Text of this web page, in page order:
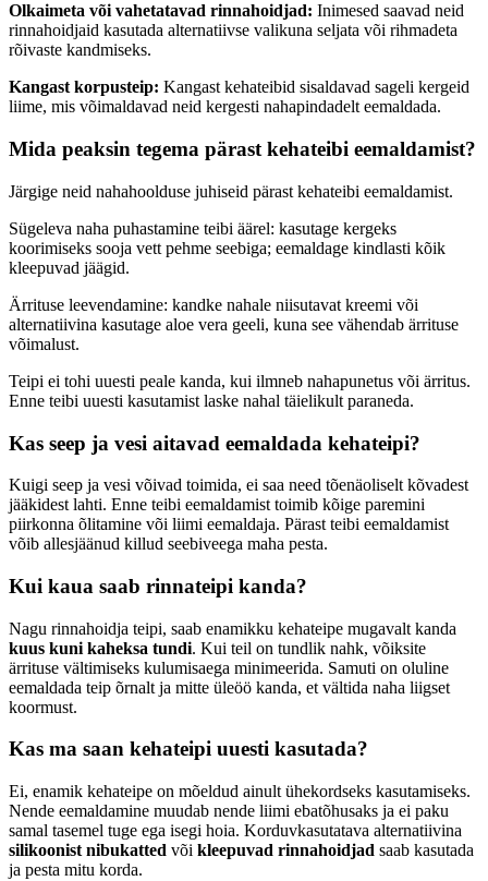
Olkaimeta või vahetatavad rinnahoidjad: Inimesed saavad neid
rinnahoidjaid kasutada alternatiivse valikuna seljata või rihmadeta
rõivaste kandmiseks.
Kangast korpusteip: Kangast kehateibid sisaldavad sageli kergeid
liime, mis võimaldavad neid kergesti nahapindadelt eemaldada.
Mida peaksin tegema pärast kehateibi eemaldamist?
Järgige neid nahahoolduse juhiseid pärast kehateibi eemaldamist.
Sügeleva naha puhastamine teibi äärel: kasutage kergeks
koorimiseks sooja vett pehme seebiga; eemaldage kindlasti kõik
kleepuvad jäägid.
Ärrituse leevendamine: kandke nahale niisutavat kreemi või
alternatiivina kasutage aloe vera geeli, kuna see vähendab ärrituse
võimalust.
Teipi ei tohi uuesti peale kanda, kui ilmneb nahapunetus või ärritus.
Enne teibi uuesti kasutamist laske nahal täielikult paraneda.
Kas seep ja vesi aitavad eemaldada kehateipi?
Kuigi seep ja vesi võivad toimida, ei saa need tõenäoliselt kõvadest
jääkidest lahti. Enne teibi eemaldamist toimib kõige paremini
piirkonna õlitamine või liimi eemaldaja. Pärast teibi eemaldamist
võib allesjäänud killud seebiveega maha pesta.
Kui kaua saab rinnateipi kanda?
Nagu rinnahoidja teipi, saab enamikku kehateipe mugavalt kanda
kuus kuni kaheksa tundi. Kui teil on tundlik nahk, võiksite
ärrituse vältimiseks kulumisaega minimeerida. Samuti on oluline
eemaldada teip õrnalt ja mitte üleöö kanda, et vältida naha liigset
koormust.
Kas ma saan kehateipi uuesti kasutada?
Ei, enamik kehateipe on mõeldud ainult ühekordseks kasutamiseks.
Nende eemaldamine muudab nende liimi ebatõhusaks ja ei paku
samal tasemel tuge ega isegi hoia. Korduvkasutatava alternatiivina
silikoonist nibukatted või kleepuvad rinnahoidjad saab kasutada
ja pesta mitu korda.